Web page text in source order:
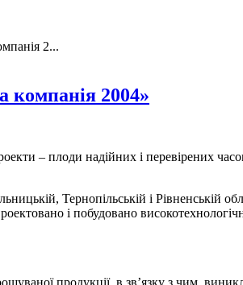
2...
компанія 2004»
– плоди надійних і перевірених
Тернопільській і Рівненській
і побудовано
продукції, в зв’язку з чим,